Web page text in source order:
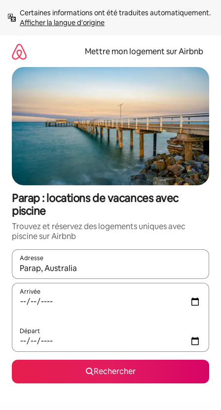
directement
Afficher la langue d'origine
Mettre mon logement sur Airbnb
Parap : locations de vacances avec
piscine
Trouvez et réservez des logements uniques avec
piscine sur Airbnb
Adresse
Lorsque les résultats s'affichent, utilisez les flèches vers le
Arrivée
Départ
Rechercher